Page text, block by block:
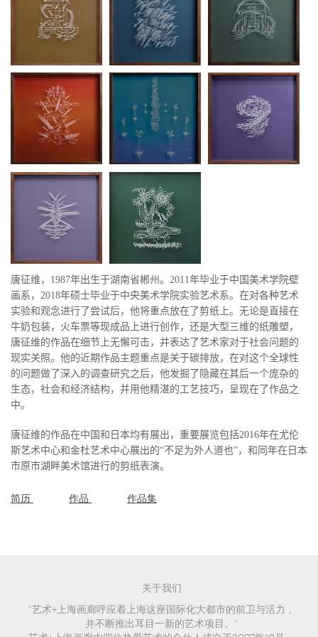
唐征维， 1987年出生于湖南省郴州。 2011年毕业于中国美术学院壁
画系， 2018年硕士毕业于中央美术学院实验艺术系。在对各种艺术
实验和观念进行了尝试后，他将重点放在了剪纸上。无论是直接在
牛奶包装，火车票等现成品上进行创作，还是大型三维的纸雕塑，
唐征维的作品在细节上无懈可击，并表达了艺术家对于社会问题的
现实关照。他的近期作品主题重点是关于碳排放，在对这个全球性
的问题做了深入的调查研究之后，他发掘了隐藏在其后一个庞杂的
生态，社会和经济结构，并用他精湛的工艺技巧，呈现在了作品之
中。
唐征维的作品在中国和日本均有展出，重要展览包括2016年在尤伦
斯艺术中心和金杜艺术中心展出的“不足为外人道也”，和同年在日本
市原市湖畔美术馆进行的剪纸表演。
简历 作品 作品集
关于我们
“艺术+上海画廊呼应着上海这座国际化大都市的前卫与活力，
并不断推出耳目一新的艺术项目。”